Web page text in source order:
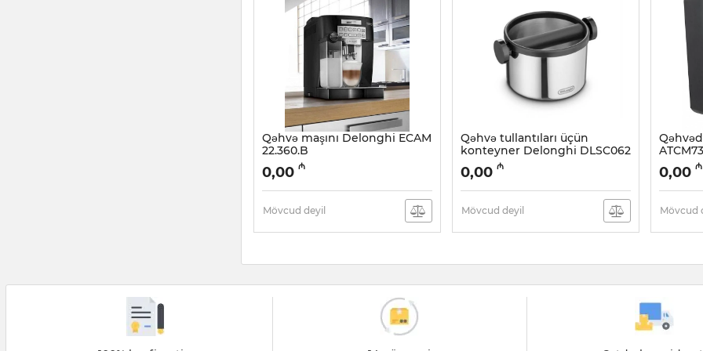
Qəhvə maşını Delonghi ECAM
22.360.B
Artikul: 005038476
0,00 ₼
Mövcud deyil
Qəhvə tullantıları üçün
konteyner Delonghi DLSC062
Artikul: 005038420
0,00 ₼
Mövcud deyil
Artikul:
0,00 ₼
Mövcud